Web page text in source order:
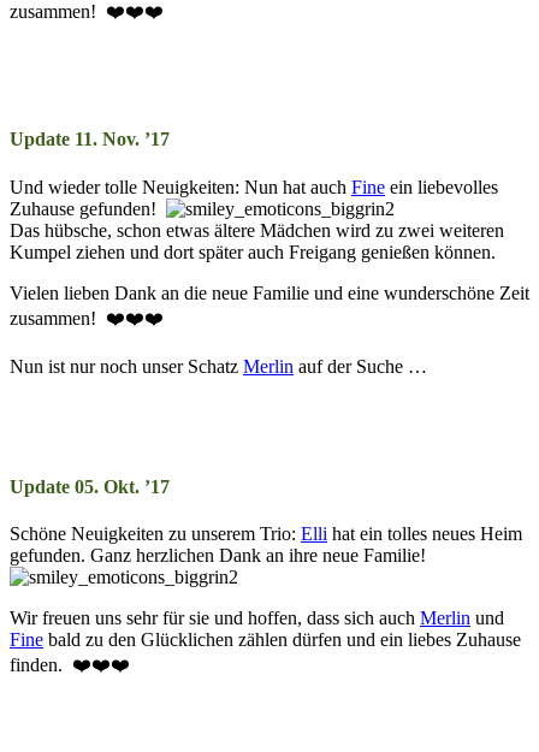
zusammen! ❤️❤️❤️
Update 11. Nov. ’17
Und wieder tolle Neuigkeiten: Nun hat auch Fine ein liebevolles
Zuhause gefunden!
Das hübsche, schon etwas ältere Mädchen wird zu zwei weiteren
Kumpel ziehen und dort später auch Freigang genießen können.
Vielen lieben Dank an die neue Familie und eine wunderschöne Zeit
zusammen! ❤️❤️❤️
Nun ist nur noch unser Schatz Merlin auf der Suche …
Update 05. Okt. ’17
Schöne Neuigkeiten zu unserem Trio: Elli hat ein tolles neues Heim
gefunden. Ganz herzlichen Dank an ihre neue Familie!
Wir freuen uns sehr für sie und hoffen, dass sich auch Merlin und
Fine bald zu den Glücklichen zählen dürfen und ein liebes Zuhause
finden. ❤️❤️❤️